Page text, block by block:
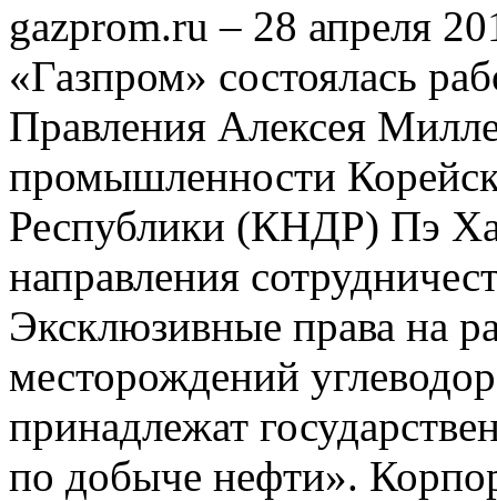
gazprom.ru – 28 апреля
«Газпром» состоялась
Правления Алексея
промышленности
Республики (КНДР) Пэ
направления
Эксклюзивные права на
месторождений
принадлежат
по добыче нефти».